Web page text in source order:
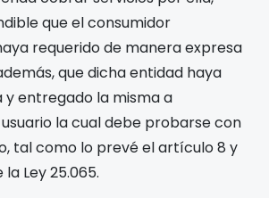
que el consumidor
requerido de manera expresa
que dicha entidad haya
entregado la misma a
la cual debe probarse con
tal como lo prevé el artículo 8 y
Ley 25.065.